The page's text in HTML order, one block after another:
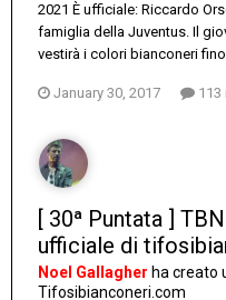
2021 È ufficiale: Riccardo
famiglia della Juventus. Il
vestirà i colori bianconeri
January 30, 2017
[ 30ª Puntata ]
ufficiale di
Noel Gallagher ha creato
Tifosibianconeri.com